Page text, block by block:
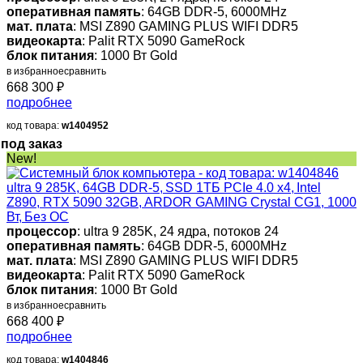
оперативная память: 64GB DDR-5, 6000MHz
мат. плата: MSI Z890 GAMING PLUS WIFI DDR5
видеокарта: Palit RTX 5090 GameRock
блок питания: 1000 Вт Gold
в избранноесравнить
668 300 ₽
подробнее
код товара: w1404952
под заказ
New!
ultra 9 285K, 64GB DDR-5, SSD 1ТБ PCIe 4.0 x4, Intel
Z890, RTX 5090 32GB, ARDOR GAMING Crystal CG1, 1000
Вт, Без ОС
процессор: ultra 9 285K, 24 ядра, потоков 24
оперативная память: 64GB DDR-5, 6000MHz
мат. плата: MSI Z890 GAMING PLUS WIFI DDR5
видеокарта: Palit RTX 5090 GameRock
блок питания: 1000 Вт Gold
в избранноесравнить
668 400 ₽
подробнее
код товара: w1404846